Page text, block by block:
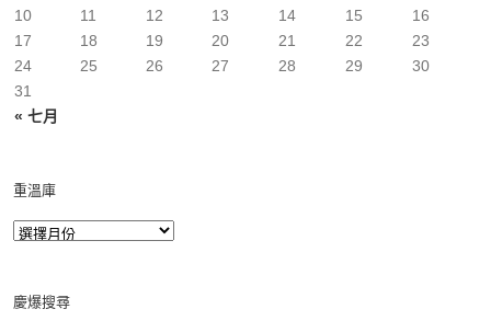
« 七月
10
11 12 13 14 15
16
17
18 19 20 21 22
23
24
25 26 27 28 29
30
31
重溫庫
慶爆搜尋